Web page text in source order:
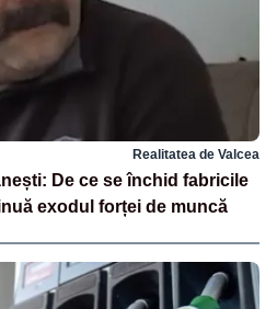
Realitatea de Valcea
De ce se închid fabricile
exodul forței de muncă